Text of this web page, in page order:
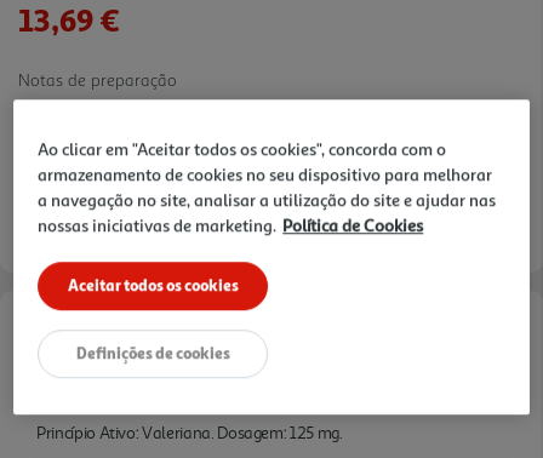
13,69 €
Notas de preparação
Características
Princípio Ativo: Valeriana. Dosagem: 125 mg.
Ao clicar em "Aceitar todos os cookies", concorda com o
armazenamento de cookies no seu dispositivo para melhorar
a navegação no site, analisar a utilização do site e ajudar nas
nossas iniciativas de marketing. Política de Cookies
Aceitar todos os cookies
Definições de cookies